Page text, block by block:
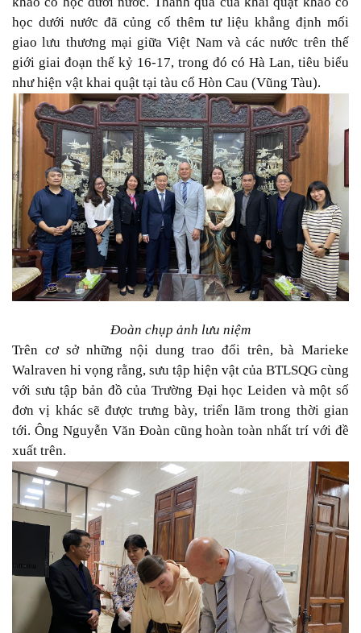
học dưới nước đã củng cố thêm tư liệu khẳng định mối
giao lưu thương mại giữa Việt Nam và các nước trên thế
giới giai đoạn thế kỷ 16-17, trong đó có Hà Lan, tiêu biểu
như hiện vật khai quật tại tàu cổ Hòn Cau (Vũng Tàu).
Đoàn chụp ảnh lưu niệm
Trên cơ sở những nội dung trao đổi trên, bà Marieke
Walraven hi vọng rằng, sưu tập hiện vật của BTLSQG cùng
với sưu tập bản đồ của Trường Đại học Leiden và một số
đơn vị khác sẽ được trưng bày, triển lãm trong thời gian
tới. Ông Nguyễn Văn Đoàn cũng hoàn toàn nhất trí với đề
xuất trên.